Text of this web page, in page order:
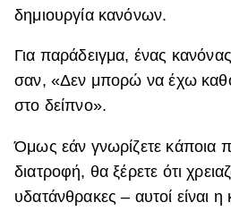
δημιουργία κανόνων.
Για παράδειγμα, ένας
σαν, «Δεν μπορώ να έχω
στο δείπνο».
Όμως εάν γνωρίζετε κάποια
διατροφή, θα ξέρετε ότι
υδατάνθρακες – αυτοί είναι η